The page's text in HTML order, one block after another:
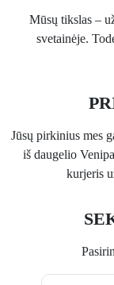
Mūsų tikslas –
svetainėje.
Jūsų pirkinius mes
iš daugelio
kurjeris